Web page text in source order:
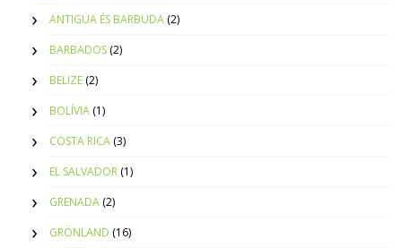
ANTIGUA ÉS BARBUDA (2)
BARBADOS (2)
BELIZE (2)
BOLÍVIA (1)
COSTA RICA (3)
EL SALVADOR (1)
GRENADA (2)
GRÖNLAND (16)